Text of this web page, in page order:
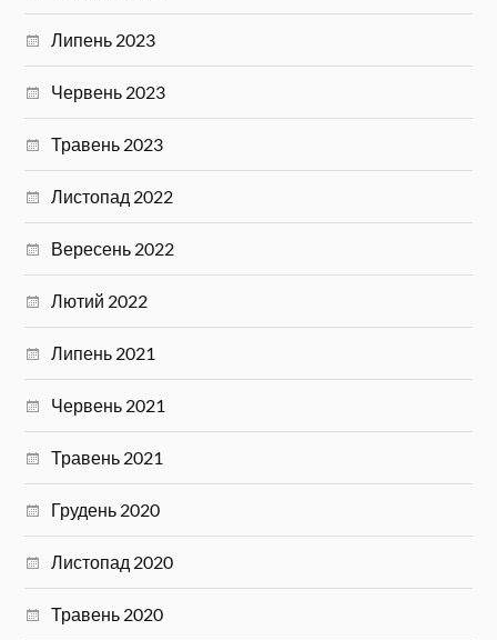
Липень 2023
Червень 2023
Травень 2023
Листопад 2022
Вересень 2022
Лютий 2022
Липень 2021
Червень 2021
Травень 2021
Грудень 2020
Листопад 2020
Травень 2020